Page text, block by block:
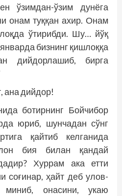
ўзимдан-ўзим дунёга
онам туққан ахир. Онам
ўтирибди. Шу… йўқ
бизнинг қишлоққа
дийдорлашиб, бирга
ана дийдор!
ботирнинг Бойчибор
юриб, шунчадан сўнг
қайтиб келганида
бия билан қандай
Хуррам ака етти
соғинар, ҳайт деб улов-
миниб, онасини, укаю